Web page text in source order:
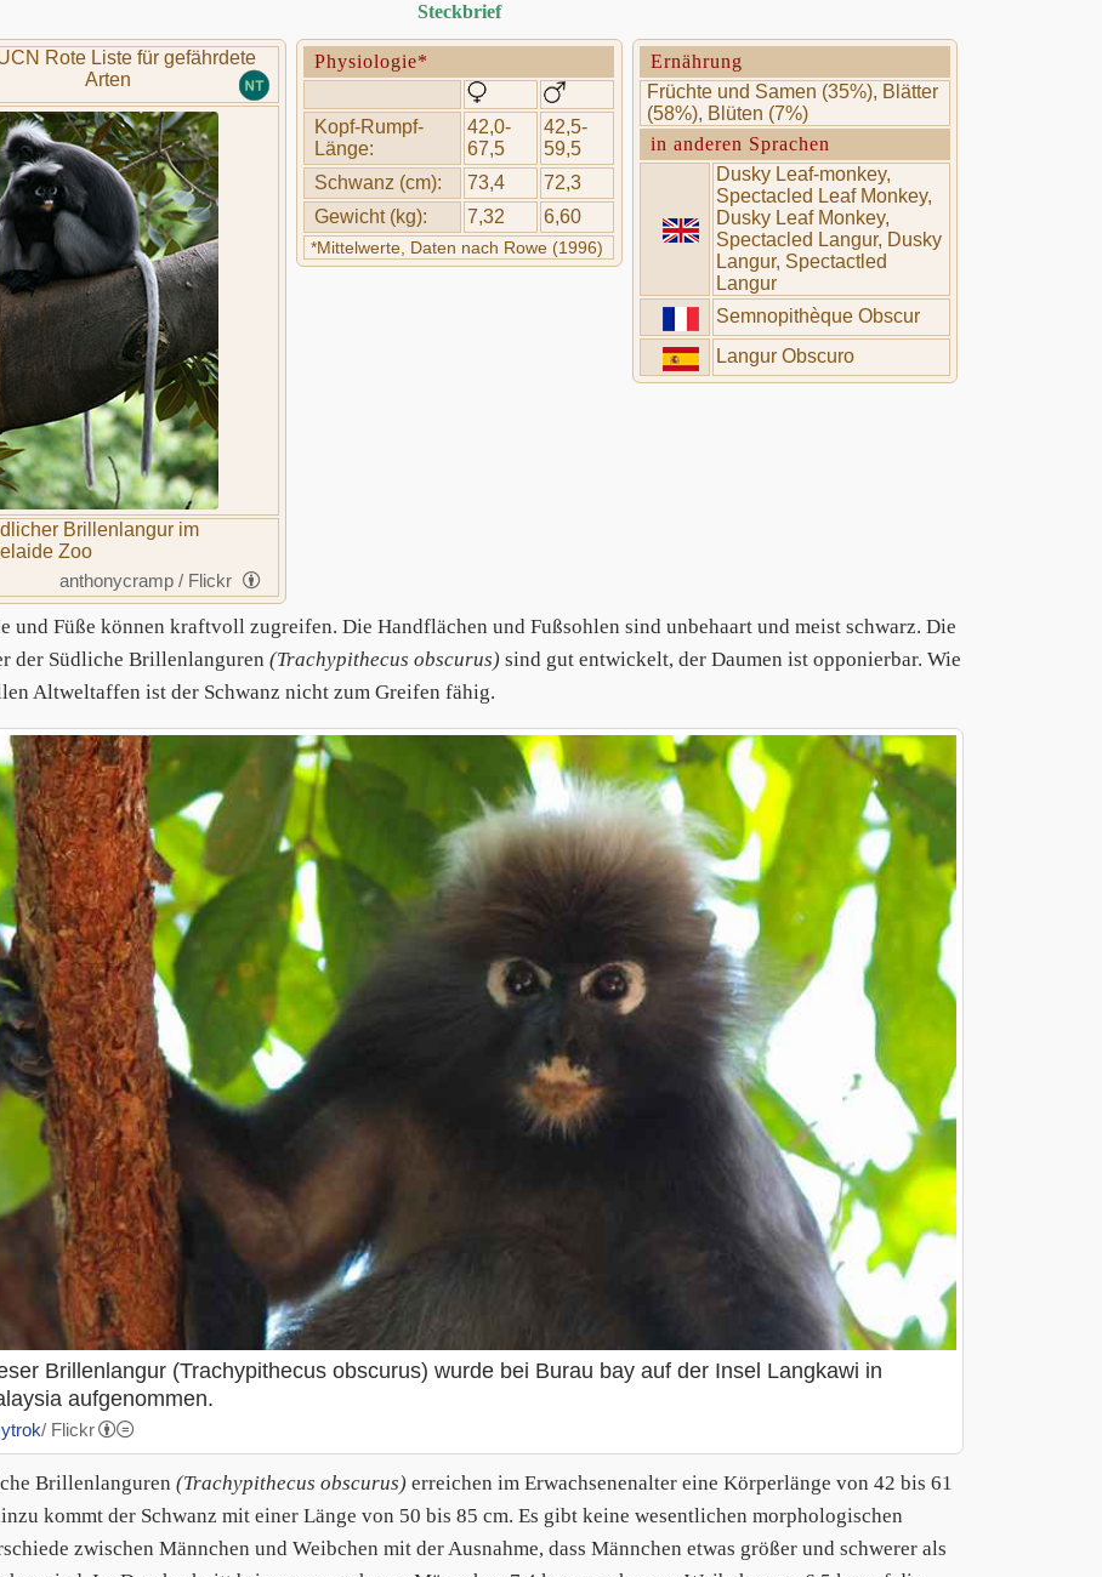
Steckbrief
Rote Liste für gefährdete
Arten
Brillenlangur im
Zoo
anthonycramp / Flickr
Physiologie*
Kopf-Rumpf-
Länge:
42,0-
67,5
42,5-
59,5
Schwanz (cm):
73,4
72,3
Gewicht (kg):
7,32 6,60
*Mittelwerte, Daten nach Rowe (1996)
Ernährung
Früchte und Samen (35%), Blätter
(58%), Blüten (7%)
in anderen Sprachen
Dusky Leaf-monkey,
Spectacled Leaf Monkey,
Dusky Leaf Monkey,
Spectacled Langur, Dusky
Langur, Spectactled
Langur
Semnopithèque Obscur
Langur Obscuro
und Füße können kraftvoll zugreifen. Die Handflächen und Fußsohlen sind unbehaart und meist schwarz. Die
der Südliche Brillenlanguren (Trachypithecus obscurus) sind gut entwickelt, der Daumen ist opponierbar. Wie
Altweltaffen ist der Schwanz nicht zum Greifen fähig.
Brillenlangur (Trachypithecus obscurus) wurde bei Burau bay auf der Insel Langkawi in
aufgenommen.
/ Flickr
Brillenlanguren (Trachypithecus obscurus) erreichen im Erwachsenenalter eine Körperlänge von 42 bis 61
kommt der Schwanz mit einer Länge von 50 bis 85 cm. Es gibt keine wesentlichen morphologischen
zwischen Männchen und Weibchen mit der Ausnahme, dass Männchen etwas größer und schwerer als